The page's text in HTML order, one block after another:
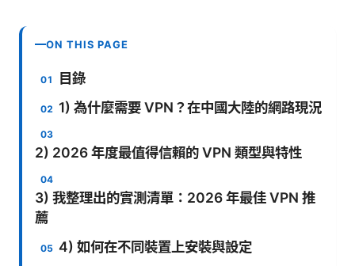
ON THIS PAGE
目錄
1) 為什麼需要 VPN？在中國大陸的網路現況
2) 2026 年度最值得信賴的 VPN 類型與特性
3) 我整理出的實測清單：2026 年最佳 VPN 推
薦
4) 如何在不同裝置上安裝與設定